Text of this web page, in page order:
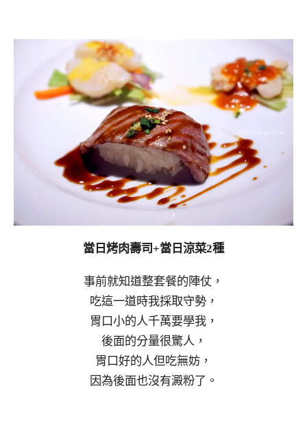
當日烤肉壽司+當日涼菜2種
事前就知道整套餐的陣仗，
吃這一道時我採取守勢，
胃口小的人千萬要學我，
後面的分量很驚人，
胃口好的人但吃無妨，
因為後面也沒有澱粉了。